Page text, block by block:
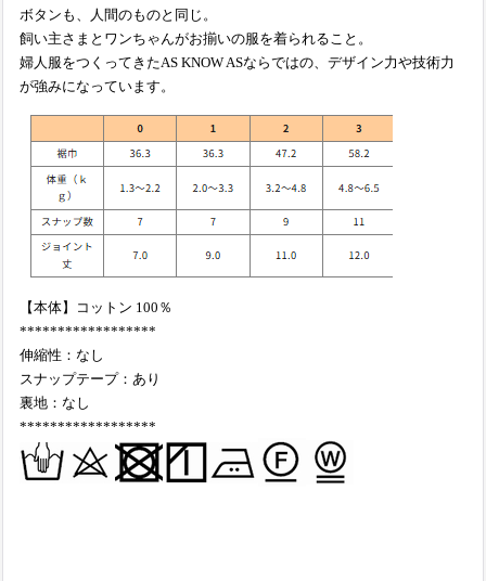
ボタンも、人間のものと同じ。
飼い主さまとワンちゃんがお揃いの服を着られること。
婦人服をつくってきたAS KNOW ASならではの、デザイン力や技術力
が強みになっています。
【本体】コットン 100％
******************
伸縮性：なし
スナップテープ：あり
裏地：なし
******************